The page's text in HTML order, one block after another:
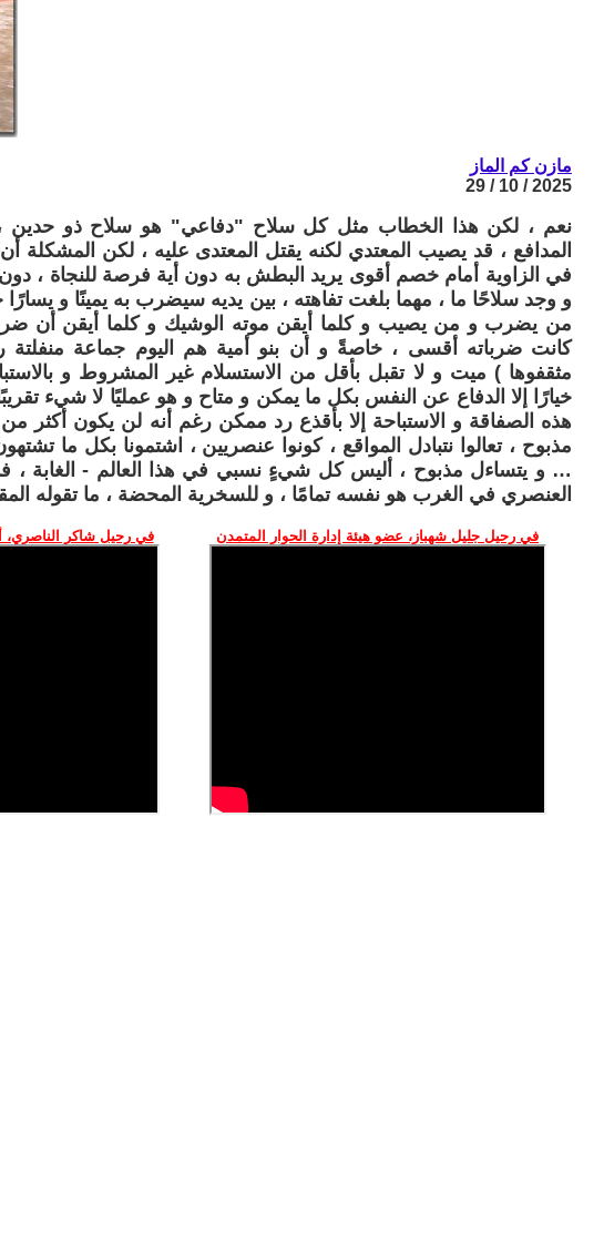
مازن كم الماز
2025 / 10 / 29
نعم ، لكن هذا الخطاب مثل كل سلاح "دفاعي" هو سلاح ذو حدين
المدافع ، قد يصيب المعتدي لكنه يقتل المعتدى عليه ، لكن المشكلة
في الزاوية أمام خصم أقوى يريد البطش به دون أية فرصة للنجاة ،
و وجد سلاحًا ما ، مهما بلغت تفاهته ، بين يديه سيضرب به يمينًا و
من يضرب و من يصيب و كلما أيقن موته الوشيك و كلما أيقن أن
كانت ضرباته أقسى ، خاصةً و أن بنو أمية هم اليوم جماعة
مثقفوها ) ميت و لا تقبل بأقل من الاستسلام غير المشروط و
خيارًا إلا الدفاع عن النفس بكل ما يمكن و متاح و هو عمليًا لا شيء
هذه الصفاقة و الاستباحة إلا بأقذع رد ممكن رغم أنه لن يكون أكثر
مذبوح ، تعالوا نتبادل المواقع ، كونوا عنصريين ، اشتمونا بكل ما
… و يتساءل مذبوح ، أليس كل شيءٍ نسبي في هذا العالم - الغابة ،
العنصري في الغرب هو نفسه تمامًا ، و للسخرية المحضة ، ما تقوله
في رحيل جليل شهباز، عضو هيئة إدارة الحوار المتمدن في رحيل شاكر